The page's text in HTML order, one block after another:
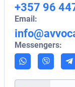
+357 96
Email:
Messengers: